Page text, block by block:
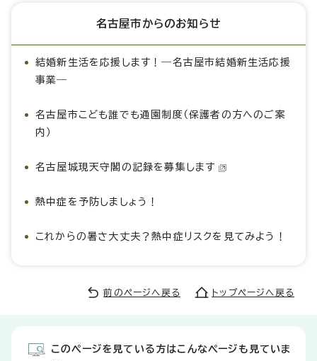
名古屋市からのお知らせ
結婚新生活を応援します！―名古屋市結婚新生活応援
事業―
名古屋市こども誰でも通園制度（保護者の方へのご案
内）
名古屋城現天守閣の記録を募集します
熱中症を予防しましょう！
これからの暑さ大丈夫？熱中症リスクを見てみよう！
前のページへ戻る トップページへ戻る
このページを見ている方はこんなページも見ていま